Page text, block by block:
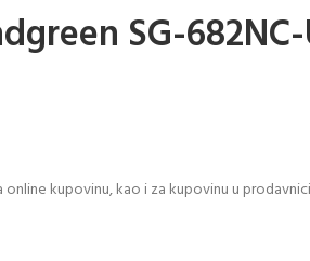
SG-682NC-
online kupovinu, kao i za kupovinu u